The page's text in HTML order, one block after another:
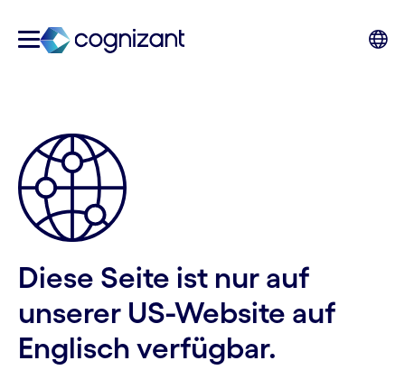
Diese Seite ist nur auf
unserer US-Website auf
Englisch verfügbar.